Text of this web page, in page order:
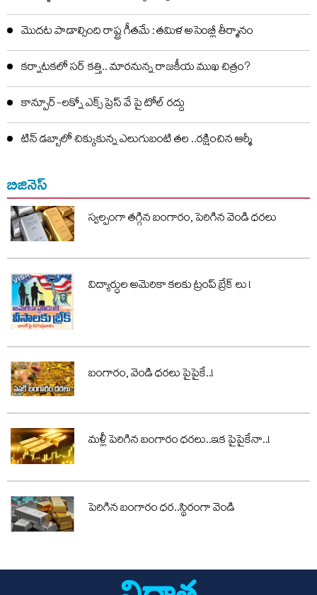
మొదట పాడాల్సింది రాష్ట్ర గీతమే : తమిళ అసెంబ్లీ తీర్మానం
కర్నాటకలో సర్ కత్తి.. మారనున్న రాజకీయ ముఖ చిత్రం?
కాన్పూర్-లక్నో ఎక్స్ ప్రెస్ వే పై టోల్ రద్దు
టిన్ డబ్బాలో చిక్కుకున్న ఎలుగుబంటి తల ..రక్షించిన ఆర్మీ
బిజినెస్
స్వల్పంగా తగ్గిన బంగారం, పెరిగిన వెండి ధరలు
విద్యార్ధుల అమెరికా కలకు ట్రంప్ బ్రేక్ లు !
బంగారం, వెండి ధరలు పైపైకే..!
మళ్లీ పెరిగిన బంగారం ధరలు..ఇక పైపైకేనా..!
పెరిగిన బంగారం ధర..స్థిరంగా వెండి